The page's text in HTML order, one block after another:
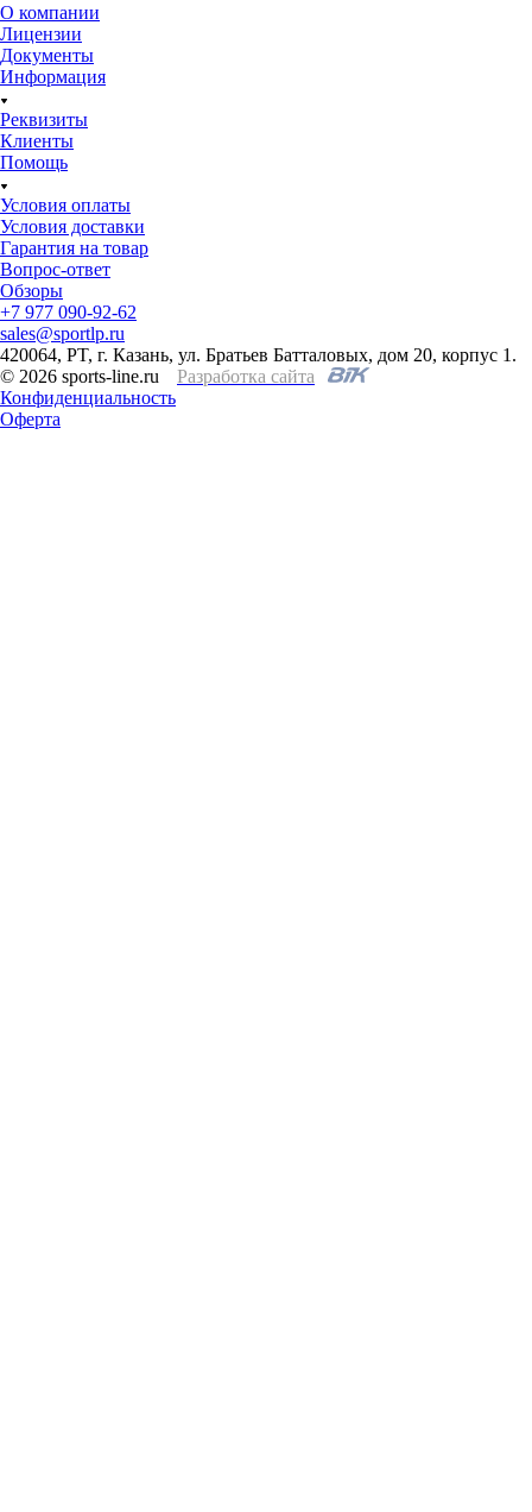
О компании
Лицензии
Документы
Информация
Реквизиты
Клиенты
Помощь
Условия оплаты
Условия доставки
Гарантия на товар
Вопрос-ответ
Обзоры
+7 977 090-92-62
sales@sportlp.ru
420064, PT, г. Казань, ул. Братьев Батталовых, дом 20, корпус 1.
© 2026 sports-line.ru
Разработка сайта
Конфиденциальность
Оферта